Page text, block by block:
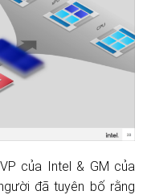
của Intel & GM của
đã tuyên bố rằng